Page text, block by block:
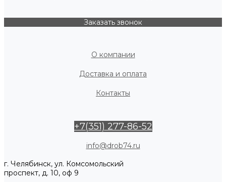
Заказать звонок
О компании
Доставка и оплата
Контакты
+7(351) 277-86-52
info@drob74.ru
г. Челябинск, ул. Комсомольский
проспект, д. 10, оф 9